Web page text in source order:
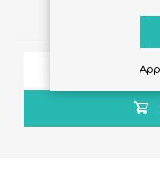
Quantità:
AGGIUNGI